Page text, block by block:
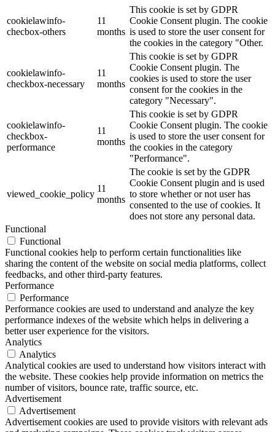
cookielawinfo-
checbox-others
11
months
This cookie is set by GDPR
Cookie Consent plugin. The cookie
is used to store the user consent for
the cookies in the category "Other.
cookielawinfo-
checkbox-necessary
11
months
This cookie is set by GDPR
Cookie Consent plugin. The
cookies is used to store the user
consent for the cookies in the
category "Necessary".
cookielawinfo-
checkbox-
performance
11
months
This cookie is set by GDPR
Cookie Consent plugin. The cookie
is used to store the user consent for
the cookies in the category
"Performance".
viewed_cookie_policy
11
months
The cookie is set by the GDPR
Cookie Consent plugin and is used
to store whether or not user has
consented to the use of cookies. It
does not store any personal data.
Functional
Functional
Functional cookies help to perform certain functionalities like
sharing the content of the website on social media platforms, collect
feedbacks, and other third-party features.
Performance
Performance
Performance cookies are used to understand and analyze the key
performance indexes of the website which helps in delivering a
better user experience for the visitors.
Analytics
Analytics
Analytical cookies are used to understand how visitors interact with
the website. These cookies help provide information on metrics the
number of visitors, bounce rate, traffic source, etc.
Advertisement
Advertisement
Advertisement cookies are used to provide visitors with relevant ads